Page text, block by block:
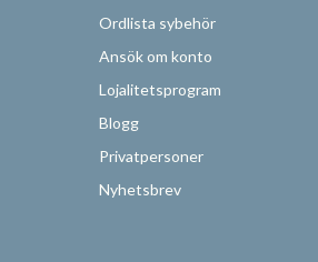
Ordlista sybehör
Ansök om konto
Lojalitetsprogram
Blogg
Privatpersoner
Nyhetsbrev